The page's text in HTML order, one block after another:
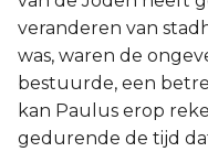
veranderen van
was, waren de
bestuurde, een
kan Paulus erop
gedurende de tijd